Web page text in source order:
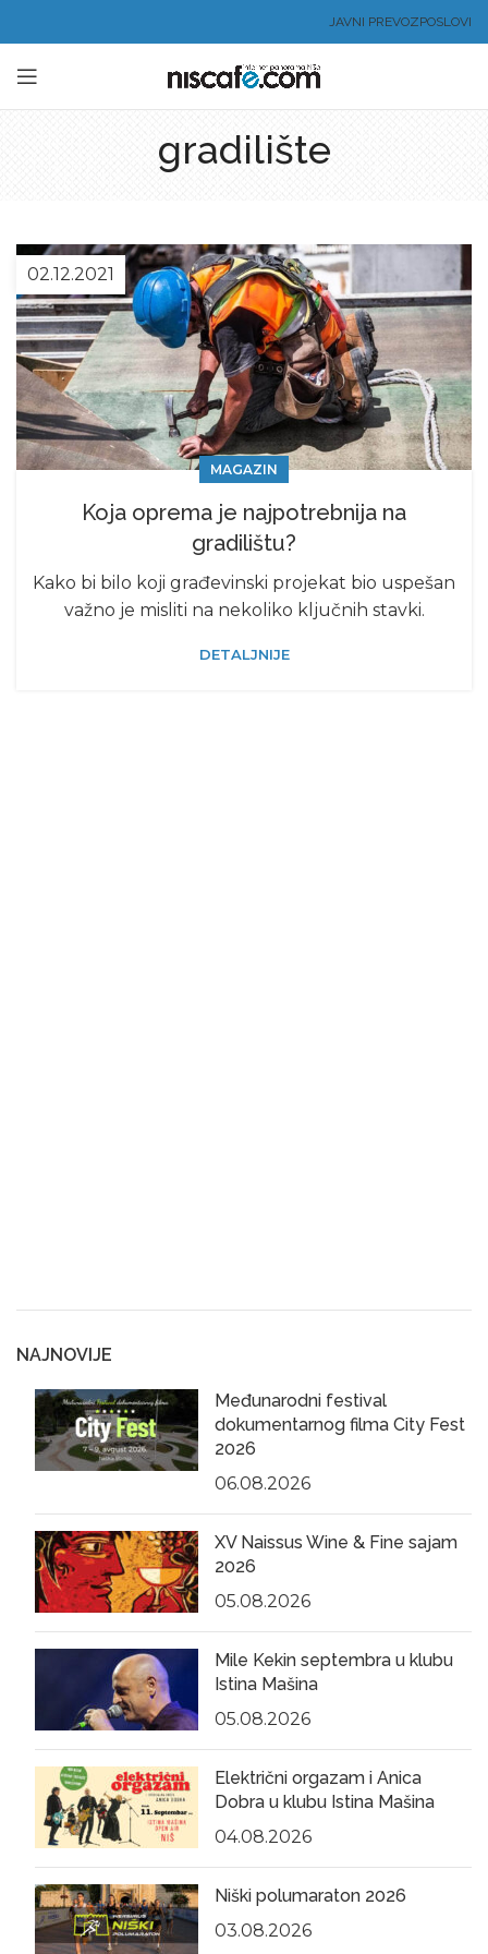
JAVNI PREVOZPOSLOVI
gradilište
02.12.2021
MAGAZIN
Koja oprema je najpotrebnija na
gradilištu?
Kako bi bilo koji građevinski projekat bio uspešan
važno je misliti na nekoliko ključnih stavki.
DETALJNIJE
NAJNOVIJE
Međunarodni festival
dokumentarnog filma City Fest
2026
06.08.2026
XV Naissus Wine & Fine sajam
2026
05.08.2026
Mile Kekin septembra u klubu
Istina Mašina
05.08.2026
Električni orgazam i Anica
Dobra u klubu Istina Mašina
04.08.2026
Niški polumaraton 2026
03.08.2026